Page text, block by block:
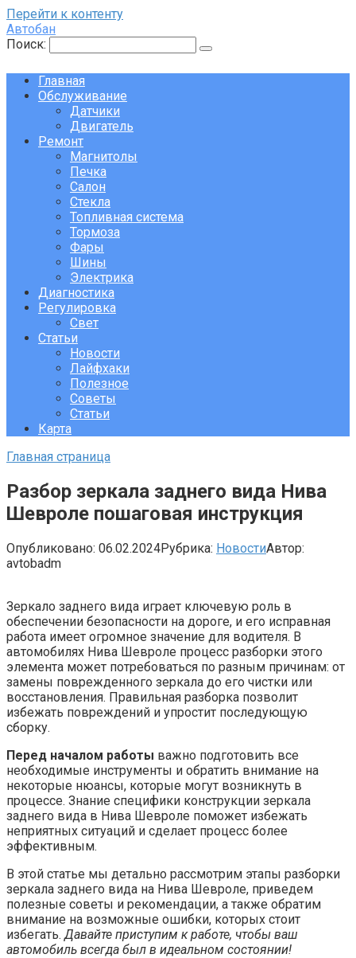
Перейти к контенту
Автобан
Поиск:
Главная
Обслуживание
Датчики
Двигатель
Ремонт
Магнитолы
Печка
Салон
Стекла
Топливная система
Тормоза
Фары
Шины
Электрика
Диагностика
Регулировка
Свет
Статьи
Новости
Лайфхаки
Полезное
Советы
Статьи
Карта
Главная страница
Разбор зеркала заднего вида Нива
Шевроле пошаговая инструкция
Опубликовано: 06.02.2024Рубрика: НовостиАвтор:
avtobadm
Зеркало заднего вида играет ключевую роль в
обеспечении безопасности на дороге, и его исправная
работа имеет огромное значение для водителя. В
автомобилях Нива Шевроле процесс разборки этого
элемента может потребоваться по разным причинам: от
замены поврежденного зеркала до его чистки или
восстановления. Правильная разборка позволит
избежать повреждений и упростит последующую
сборку.
Перед началом работы важно подготовить все
необходимые инструменты и обратить внимание на
некоторые нюансы, которые могут возникнуть в
процессе. Знание специфики конструкции зеркала
заднего вида в Нива Шевроле поможет избежать
неприятных ситуаций и сделает процесс более
эффективным.
В этой статье мы детально рассмотрим этапы разборки
зеркала заднего вида на Нива Шевроле, приведем
полезные советы и рекомендации, а также обратим
внимание на возможные ошибки, которых стоит
избегать.Давайте приступим к работе, чтобы ваш
автомобиль всегда был в идеальном состоянии!